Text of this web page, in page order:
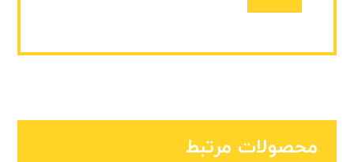
محصولات مرتبط